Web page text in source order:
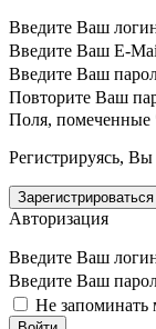
Введите Ваш
Введите Ваш E-
Введите Ваш
Повторите Ваш
Поля, помеченные
Регистрируясь,
Авторизация
Введите Ваш
Введите Ваш
Не запоминать